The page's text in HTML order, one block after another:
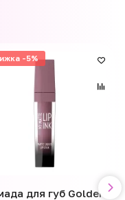
-5%
для губ Golden